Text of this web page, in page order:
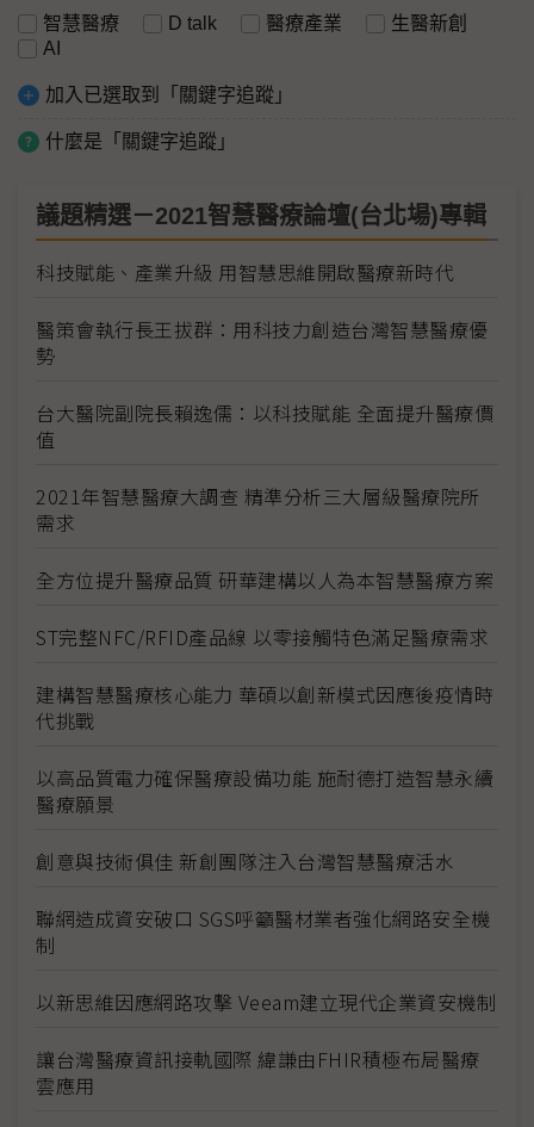
智慧醫療 D talk 醫療產業
生醫新創
AI
加入已選取到「關鍵字追蹤」
什麼是「關鍵字追蹤」
議題精選－2021智慧醫療論壇(台北場)專輯
科技賦能、產業升級 用智慧思維開啟醫療新時代
醫策會執行長王拔群：用科技力創造台灣智慧醫療優
勢
台大醫院副院長賴逸儒：以科技賦能 全面提升醫療價
值
2021年智慧醫療大調查 精準分析三大層級醫療院所
需求
全方位提升醫療品質 研華建構以人為本智慧醫療方案
ST完整NFC/RFID產品線 以零接觸特色滿足醫療需求
建構智慧醫療核心能力 華碩以創新模式因應後疫情時
代挑戰
以高品質電力確保醫療設備功能 施耐德打造智慧永續
醫療願景
創意與技術俱佳 新創團隊注入台灣智慧醫療活水
聯網造成資安破口 SGS呼籲醫材業者強化網路安全機
制
以新思維因應網路攻擊 Veeam建立現代企業資安機制
讓台灣醫療資訊接軌國際 緯謙由FHIR積極布局醫療
雲應用